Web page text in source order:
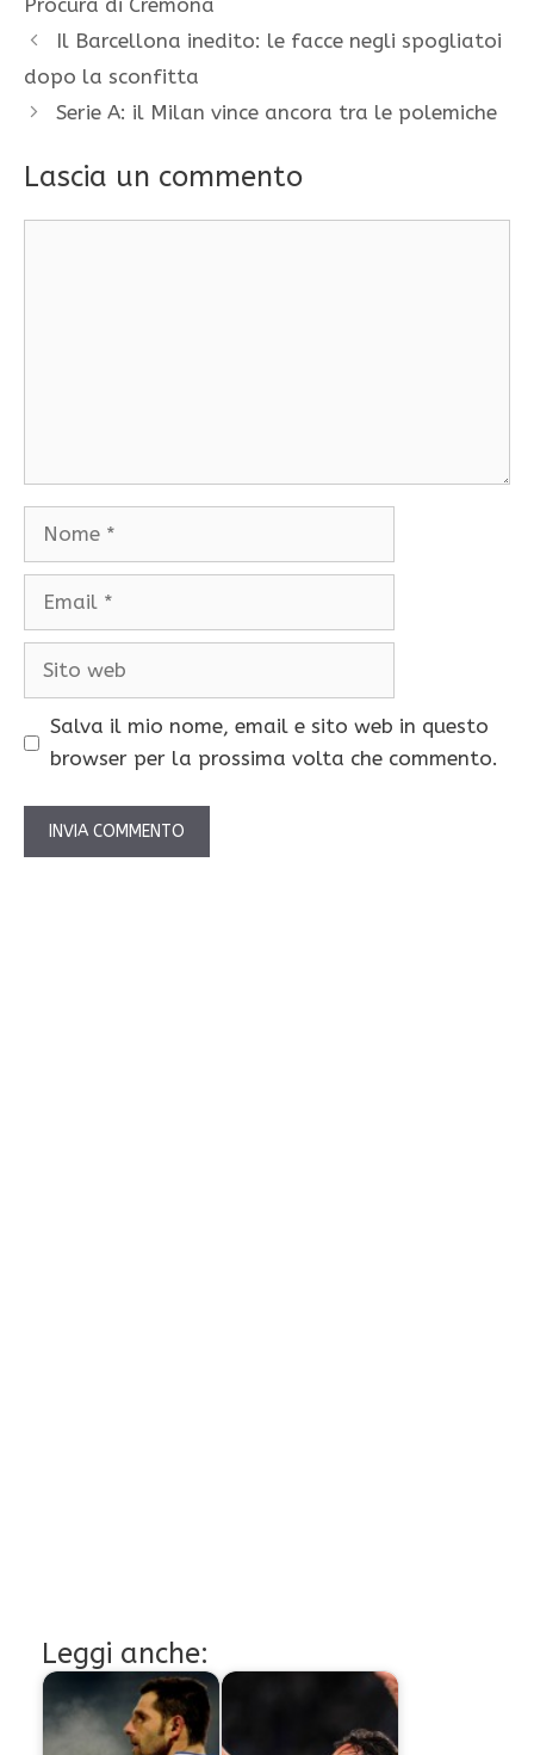
Il Barcellona inedito: le facce negli spogliatoi
dopo la sconfitta
Serie A: il Milan vince ancora tra le polemiche
Lascia un commento
Nome
Email
Sito
Salva il mio nome, email e sito web in questo
browser per la prossima volta che commento.
Leggi anche: